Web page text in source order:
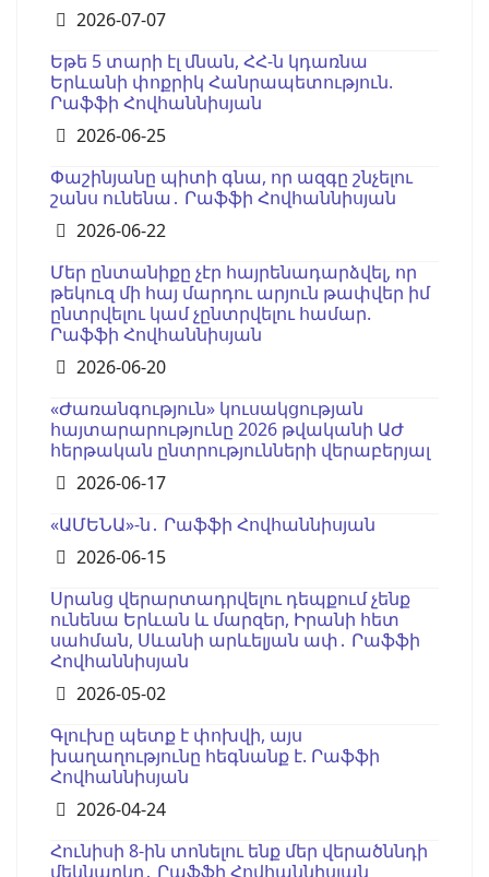
Details
2026-07-07
Եթե 5 տարի էլ մնան, ՀՀ-ն կդառնա
Երևանի փոքրիկ Հանրապետություն.
Րաֆֆի Հովհաննիսյան
Details
2026-06-25
Փաշինյանը պիտի գնա, որ ազգը շնչելու
շանս ունենա․ Րաֆֆի Հովհաննիսյան
Details
2026-06-22
Մեր ընտանիքը չէր հայրենադարձվել, որ
թեկուզ մի հայ մարդու արյուն թափվեր իմ
ընտրվելու կամ չընտրվելու համար.
Րաֆֆի Հովհաննիսյան
Details
2026-06-20
«Ժառանգություն» կուսակցության
հայտարարությունը 2026 թվականի ԱԺ
հերթական ընտրությունների վերաբերյալ
Details
2026-06-17
«ԱՄԵՆԱ»-ն․ Րաֆֆի Հովհաննիսյան
Details
2026-06-15
Սրանց վերարտադրվելու դեպքում չենք
ունենա Երևան և մարզեր, Իրանի հետ
սահման, Սևանի արևելյան ափ․ Րաֆֆի
Հովհաննիսյան
Details
2026-05-02
Գլուխը պետք է փոխվի, այս
խաղաղությունը հեգնանք է. Րաֆֆի
Հովհաննիսյան
Details
2026-04-24
Հունիսի 8-ին տոնելու ենք մեր վերածննդի
մեկնարկը․ Րաֆֆի Հովհաննիսյան